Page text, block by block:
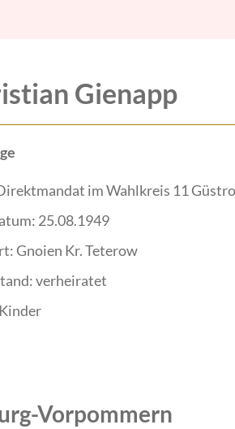
Gienapp
im Wahlkreis 11
25.08.1949
Gnoien Kr. Teterow
verheiratet
Vorpommern